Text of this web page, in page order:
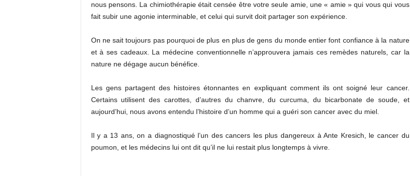
nous pensons. La chimiothérapie était censée être votre seule amie, une « amie » qui vous qui vous
fait subir une agonie interminable, et celui qui survit doit partager son expérience.
On ne sait toujours pas pourquoi de plus en plus de gens du monde entier font confiance à la nature
et à ses cadeaux. La médecine conventionnelle n’approuvera jamais ces remèdes naturels, car la
nature ne dégage aucun bénéfice.
Les gens partagent des histoires étonnantes en expliquant comment ils ont soigné leur cancer.
Certains utilisent des carottes, d’autres du chanvre, du curcuma, du bicarbonate de soude, et
aujourd’hui, nous avons entendu l’histoire d’un homme qui a guéri son cancer avec du miel.
Il y a 13 ans, on a diagnostiqué l’un des cancers les plus dangereux à Ante Kresich, le cancer du
poumon, et les médecins lui ont dit qu’il ne lui restait plus longtemps à vivre.